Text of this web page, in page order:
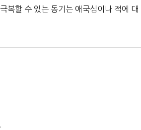
복할 수 있는 동기는 애국심이나 적에 대